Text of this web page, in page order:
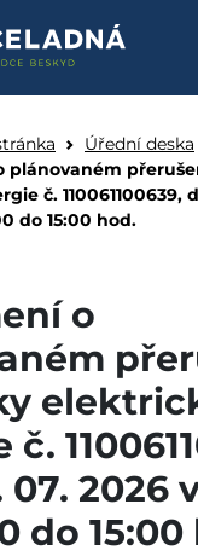
Úřední deska
plánovaném
č. 110061100639,
do 15:00 hod.
o
07. 2026
do